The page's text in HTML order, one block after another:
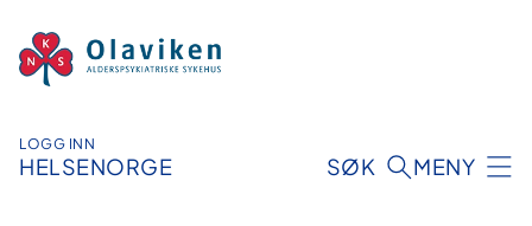
innhold
LOGG INN
HELSENORGE SØK MENY